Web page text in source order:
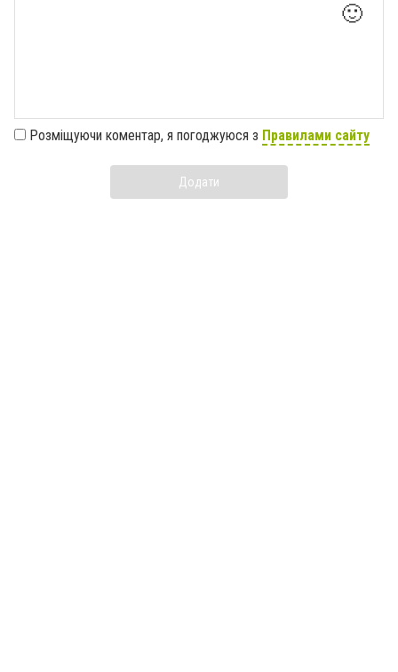
🙂
Розміщуючи коментар, я погоджуюся з Правилами сайту
Додати